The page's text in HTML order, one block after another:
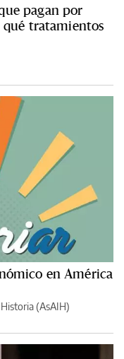
pagan por
qué tratamientos
en América
(AsAIH)